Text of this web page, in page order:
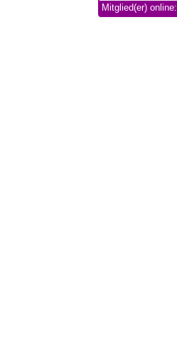
Mitglied(er) online: